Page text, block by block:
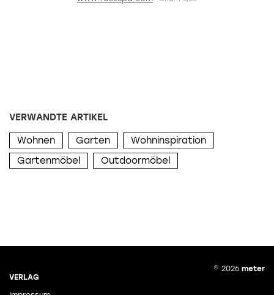
VERWANDTE ARTIKEL
Wohnen Garten
Wohninspiration
Gartenmöbel
Outdoormöbel
VERLAG
© 2026 meter